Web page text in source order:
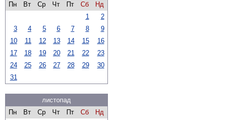
Пн
Вт Ср Чт Пт Сб
Нд
1
2
3
4 5 6 7 8
9
10
11 12 13 14 15
16
17
18 19 20 21 22
23
24
25 26 27 28 29
30
31
листопад
Пн
Вт Ср Чт Пт Сб
Нд